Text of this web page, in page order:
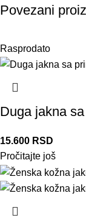
Povezani
Rasprodato
Duga jakna
15.600 RSD
Pročitajte još